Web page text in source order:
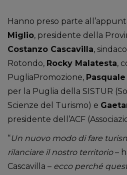
Hanno preso parte
Miglio, presidente della
Costanzo Cascavilla,
Rotondo, Rocky Malatesta,
PugliaPromozione,
per la Puglia della SISTUR
Scienze del Turismo) e
presidente dell’ACF
“Un nuovo modo di fare
rilanciare il nostro territorio–
Cascavilla – ecco perché